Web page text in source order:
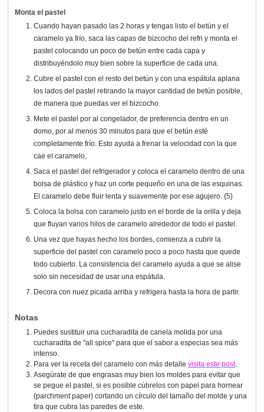
Monta el pastel
Cuando hayan pasado las 2 horas y tengas listo el betún y el
caramelo ya frío, saca las capas de bizcocho del refri y monta el
pastel colocando un poco de betún entre cada capa y
distribuyéndolo muy bien sobre la superficie de cada una.
Cubre el pastel con el resto del betún y con una espátula aplana
los lados del pastel retirando la mayor cantidad de betún posible,
de manera que puedas ver el bizcocho.
Mete el pastel por al congelador, de preferencia dentro en un
domo, por al menos 30 minutos para que el betún esté
completamente frío. Esto ayuda a frenar la velocidad con la que
cae el caramelo,
Saca el pastel del refrigerador y coloca el caramelo dentro de una
bolsa de plástico y haz un corte pequeño en una de las esquinas.
El caramelo debe fluir lenta y suavemente por ese agujero. {5}
Coloca la bolsa con caramelo justo en el borde de la orilla y deja
que fluyan varios hilos de caramelo alrededor de todo el pastel.
Una vez que hayas hecho los bordes, comienza a cubrir la
superficie del pastel con caramelo poco a poco hasta que quede
todo cubierto. La consistencia del caramelo ayuda a que se alise
solo sin necesidad de usar una espátula.
Decora con nuez picada arriba y refrigera hasta la hora de partir.
Notas
Puedes sustituir una cucharadita de canela molida por una
cucharadita de "all spice" para que el sabor a especias sea más
intenso.
Para ver la receta del caramelo con más detalle visita este post.
Asegúrate de que engrasas muy bien los moldes para evitar que
se pegue el pastel, si es posible cúbrelos con papel para hornear
(parchment paper) cortando un círculo del tamaño del molde y una
tira que cubra las paredes de este.